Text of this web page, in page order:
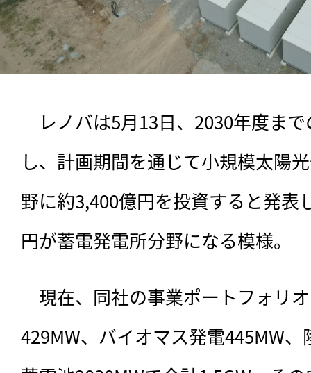
レノバは5月13日、2030年度ま
し、計画期間を通じて小規模太陽
野に約3,400億円を投資すると発表
円が蓄電発電所分野になる模様。
現在、同社の事業ポートフォリ
429MW、バイオマス発電445MW